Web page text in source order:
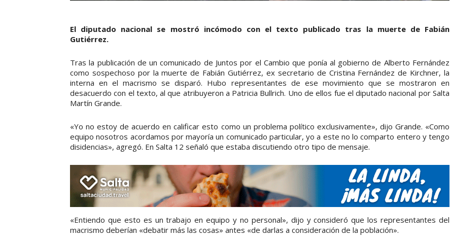
El diputado nacional se mostró incómodo con el texto publicado tras la muerte de Fabián
Gutiérrez.
Tras la publicación de un comunicado de Juntos por el Cambio que ponía al gobierno de Alberto Fernández
como sospechoso por la muerte de Fabián Gutiérrez, ex secretario de Cristina Fernández de Kirchner, la
interna en el macrismo se disparó. Hubo representantes de ese movimiento que se mostraron en
desacuerdo con el texto, al que atribuyeron a Patricia Bullrich. Uno de ellos fue el diputado nacional por Salta
Martín Grande.
«Yo no estoy de acuerdo en calificar esto como un problema político exclusivamente», dijo Grande. «Como
equipo nosotros acordamos por mayoría un comunicado particular, yo a este no lo comparto entero y tengo
disidencias», agregó. En Salta 12 señaló que estaba discutiendo otro tipo de mensaje.
«Entiendo que esto es un trabajo en equipo y no personal», dijo y consideró que los representantes del
macrismo deberían «debatir más las cosas» antes «de darlas a consideración de la población».